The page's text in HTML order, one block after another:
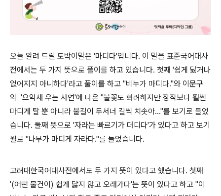
오늘 알려 드릴 토박이말은 '마디다'입니다. 이 말을 표준국어대사
전에서는 두 가지 뜻으로 풀이를 하고 있습니다. 첫째 '쉽게 닳거나
없어지지 아니하다'라고 풀이를 하고 "비누가 마디다."와 이문구
의 '으악새 우는 사연'에 나온 "불꽃도 화려하지만 장작보다 훨씬
마디게 탈 뿐 아니라 불길이 두서너 길씩 치솟아..."를 보기로 들었
습니다. 둘째 뜻으로 '자라는 빠르기가 더디다'가 있다고 하고 보기
월로 "나무가 마디게 자라다."를 들었습니다.
고려대한국어대사전에서도 두 가지 뜻이 있다고 했습니다. 첫째
'(어떤 물건이) 쉽게 닳지 않고 오래가다'는 뜻이 있다고 하고 "이